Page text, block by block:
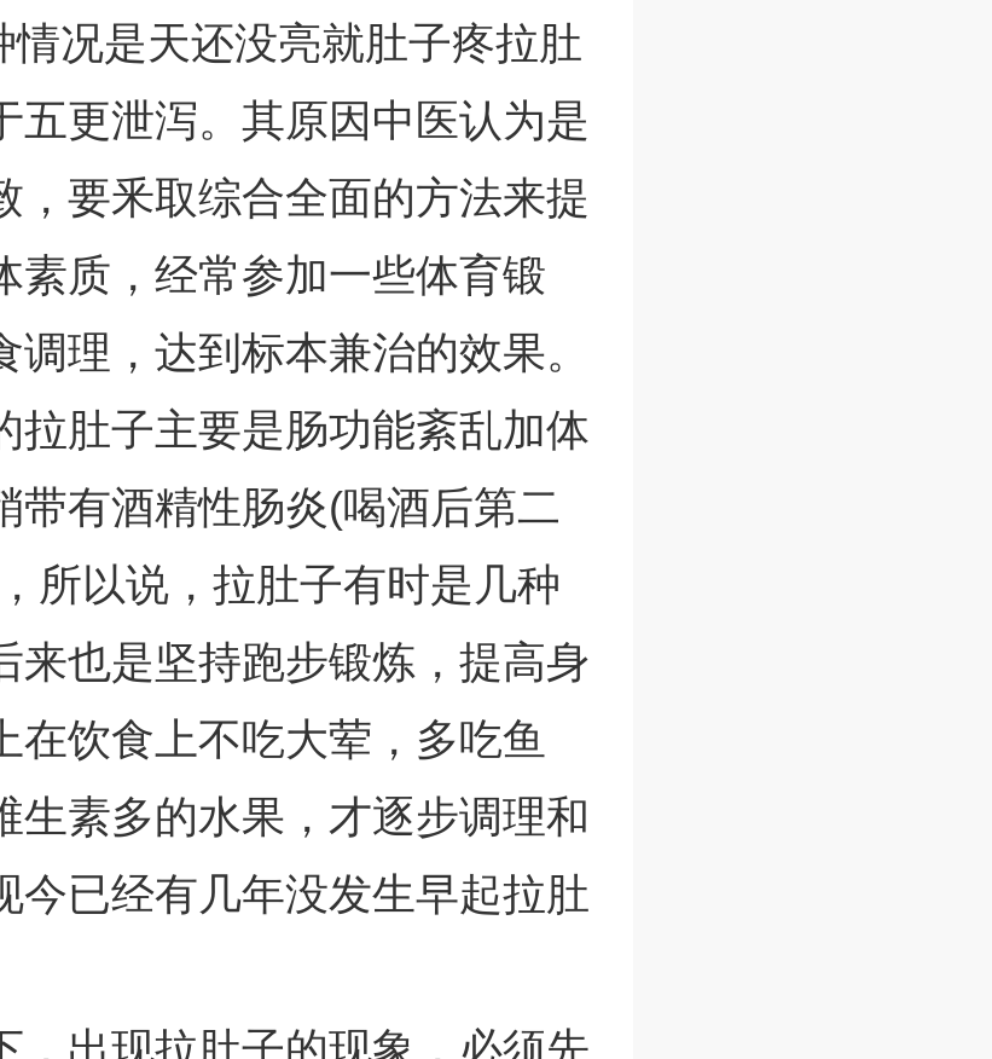
情况是天还没亮就肚子疼拉肚
五更泄泻。其原因中医认为是
，要釆取综合全面的方法来提
素质，经常参加一些体育锻
调理，达到标本兼治的效果。
拉肚子主要是肠功能紊乱加体
带有酒精性肠炎(喝酒后第二
所以说，拉肚子有时是几种
来也是坚持跑步锻炼，提高身
在饮食上不吃大荤，多吃鱼
生素多的水果，才逐步调理和
今已经有几年没发生早起拉肚
，出现拉肚子的现象，必须先